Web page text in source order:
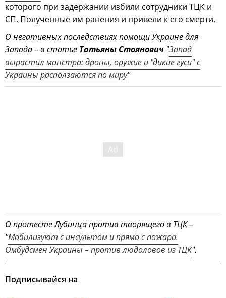
которого при задержании избили сотрудники ТЦК и
СП. Полученные им ранения и привели к его смерти.
О негативных последствиях помощи Украине для
Запада – в статье Татьяны Стоянович "Запад
вырастил монстра: дроны, оружие и "дикие гуси" с
Украины расползаются по миру"
О протесте Лубинца против творящего в ТЦК –
"Мобилизуют с инсультом и прямо с пожара.
Омбудсмен Украины – против людоловов из ТЦК".
Подписывайся на